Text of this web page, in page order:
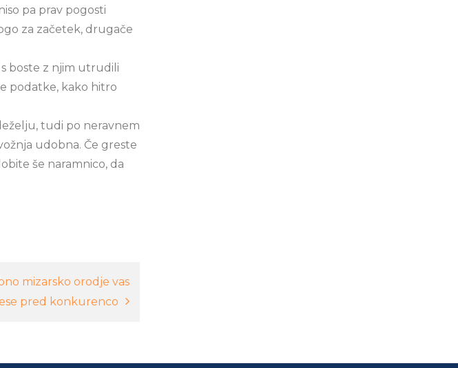
pa prav pogosti
za začetek, drugače
boste z njim utrudili
podatke, kako hitro
tudi po neravnem
udobna. Če greste
še naramnico, da
mizarsko orodje vas
pred konkurenco